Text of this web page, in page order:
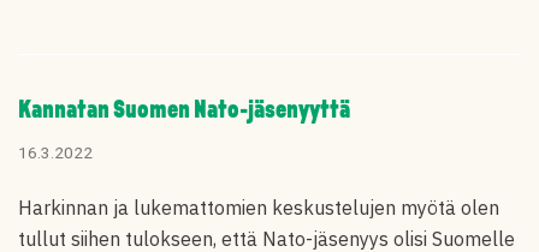
Kannatan Suomen Nato-jäsenyyttä
16.3.2022
Harkinnan ja lukemattomien keskustelujen myötä olen
tullut siihen tulokseen, että Nato-jäsenyys olisi Suomelle